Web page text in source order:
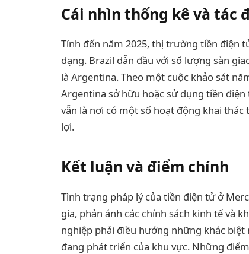
Cái nhìn thống kê và tác
Tính đến năm 2025, thị trường tiền điện
dạng. Brazil dẫn đầu với số lượng sàn
là Argentina. Theo một cuộc khảo sát
Argentina sở hữu hoặc sử dụng tiền
vẫn là nơi có một số hoạt động khai
lợi.
Kết luận và điểm chính
Tình trạng pháp lý của tiền điện tử ở
gia, phản ánh các chính sách kinh tế và
nghiệp phải điều hướng những khác
đang phát triển của khu vực. Những